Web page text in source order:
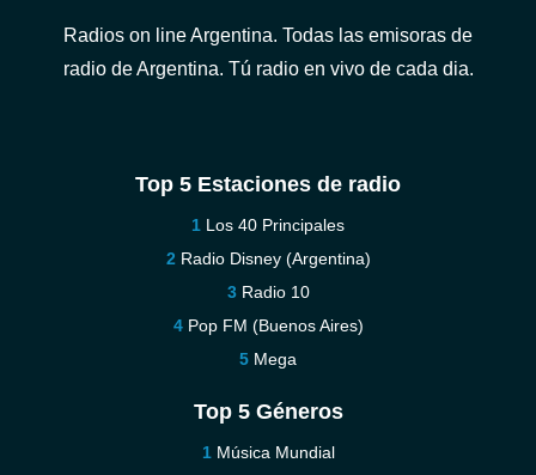
Radios on line Argentina. Todas las emisoras de
radio de Argentina. Tú radio en vivo de cada dia.
Top 5 Estaciones de radio
Los 40 Principales
Radio Disney (Argentina)
Radio 10
Pop FM (Buenos Aires)
Mega
Top 5 Géneros
Música Mundial